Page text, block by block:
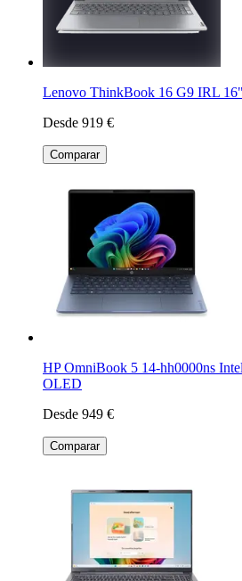
Lenovo ThinkBook 16 G9 IRL 16"
Desde 919 €
Comparar
HP OmniBook 5 14-hh0000ns
OLED
Desde 949 €
Comparar